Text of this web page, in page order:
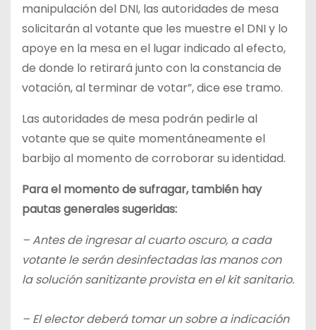
manipulación del DNI, las autoridades de mesa
solicitarán al votante que les muestre el DNI y lo
apoye en la mesa en el lugar indicado al efecto,
de donde lo retirará junto con la constancia de
votación, al terminar de votar”, dice ese tramo.
Las autoridades de mesa podrán pedirle al
votante que se quite momentáneamente el
barbijo al momento de corroborar su identidad.
Para el momento de sufragar, también hay
pautas generales sugeridas:
– Antes de ingresar al cuarto oscuro, a cada
votante le serán desinfectadas las manos con
la solución sanitizante provista en el kit sanitario.
– El elector deberá tomar un sobre a indicación